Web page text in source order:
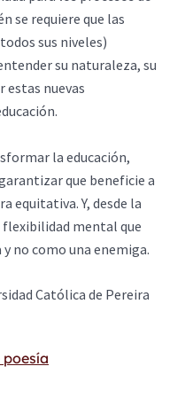
se requiere que las
sus niveles)
su naturaleza, su
nuevas
la educación,
que beneficie a
equitativa. Y, desde la
flexibilidad mental que
no como una enemiga.
Católica de Pereira